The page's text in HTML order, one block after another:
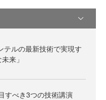
テルの最新技術で実現す
来」
すべき3つの技術講演